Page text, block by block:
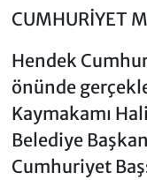
CUMHURİYET
Hendek
önünde
Kaymakamı
Belediye
Cumhuriyet